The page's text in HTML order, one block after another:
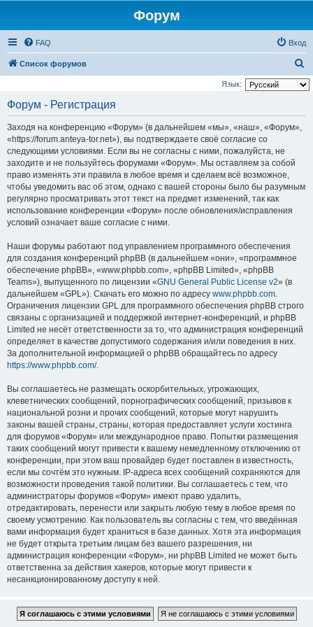
Форум
FAQ Вход
Список форумов
о
Язык:
Форум - Регистрация
Заходя на конференцию «Форум» (в дальнейшем «мы», «наш», «Форум»,
«https://forum.anteya-tor.net»), вы подтверждаете своё согласие со
следующими условиями. Если вы не согласны с ними, пожалуйста, не
заходите и не пользуйтесь форумами «Форум». Мы оставляем за собой
право изменять эти правила в любое время и сделаем всё возможное,
чтобы уведомить вас об этом, однако с вашей стороны было бы разумным
регулярно просматривать этот текст на предмет изменений, так как
использование конференции «Форум» после обновления/исправления
условий означает ваше согласие с ними.
Наши форумы работают под управлением программного обеспечения
для создания конференций phpBB (в дальнейшем «они», «программное
обеспечение phpBB», «www.phpbb.com», «phpBB Limited», «phpBB
Teams»), выпущенного по лицензии «GNU General Public License v2» (в
дальнейшем «GPL»). Скачать его можно по адресу www.phpbb.com.
Ограничения лицензии GPL для программного обеспечения phpBB строго
связаны с организацией и поддержкой интернет-конференций, и phpBB
Limited не несёт ответственности за то, что администрация конференций
определяет в качестве допустимого содержания и/или поведения в них.
За дополнительной информацией о phpBB обращайтесь по адресу
https://www.phpbb.com/.
Вы соглашаетесь не размещать оскорбительных, угрожающих,
клеветнических сообщений, порнографических сообщений, призывов к
национальной розни и прочих сообщений, которые могут нарушить
законы вашей страны, страны, которая предоставляет услуги хостинга
для форумов «Форум» или международное право. Попытки размещения
таких сообщений могут привести к вашему немедленному отключению от
конференции, при этом ваш провайдер будет поставлен в известность,
если мы сочтём это нужным. IP-адреса всех сообщений сохраняются для
возможности проведения такой политики. Вы соглашаетесь с тем, что
администраторы форумов «Форум» имеют право удалить,
отредактировать, перенести или закрыть любую тему в любое время по
своему усмотрению. Как пользователь вы согласны с тем, что введённая
вами информация будет храниться в базе данных. Хотя эта информация
не будет открыта третьим лицам без вашего разрешения, ни
администрация конференции «Форум», ни phpBB Limited не может быть
ответственна за действия хакеров, которые могут привести к
несанкционированному доступу к ней.